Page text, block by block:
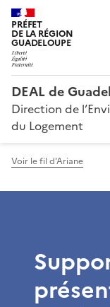
PRÉFET
DE LA RÉGION
GUADELOUPE
DEAL de
Direction de
du Logement
Voir le fil d'Ariane